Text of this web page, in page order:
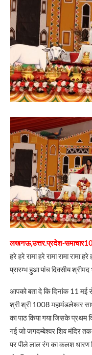
लखनऊ,उत्तर.प्रदेश-
हरे हरे रामा हरे रामा रामा
प्रारम्भ हुआ पांच दिवसीय श्रीमद
आपको बता दे कि दिनांक 11
श्री श्री 1008 महामंडलेश्वर
का पाठ किया गया जिसके प्रथम
गई जो जगदम्बेश्वर शिव मंदिर तक
पर पीले लाल रंग का कलश